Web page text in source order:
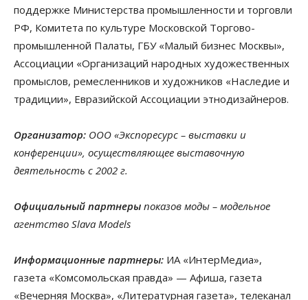
поддержке Министерства промышленности и торговли
РФ, Комитета по культуре Московской Торгово-
промышленной Палаты, ГБУ «Малый бизнес Москвы»,
Ассоциации «Организаций народных художественных
промыслов, ремесленников и художников «Наследие и
традиции», Евразийской Ассоциации этнодизайнеров.
Организатор: ООО «Экспоресурс – выставки и
конференции», осуществляющее выставочную
деятельность с 2002 г.
Официальный партнеры показов моды – модельное
агентство Slava Models
Информационные партнеры: ИА «ИнтерМедиа»,
газета «Комсомольская правда» — Афиша, газета
«Вечерняя Москва», «Литературная газета», телеканал